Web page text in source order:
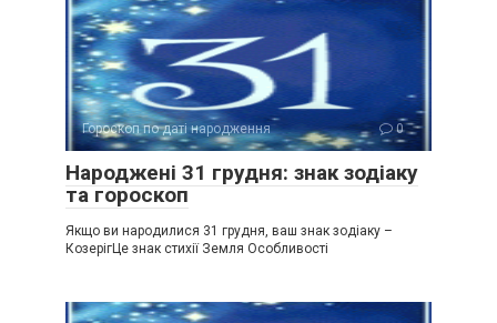
Гороскоп по даті народження 0
Народжені 31 грудня: знак зодіаку
та гороскоп
Якщо ви народилися 31 грудня, ваш знак зодіаку –
КозерігЦе знак стихії Земля Особливості